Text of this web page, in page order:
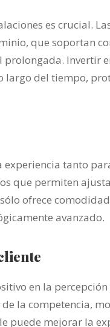
es crucial.
que soportan
Invertir
del tiempo,
tanto
que permiten
ofrece
avanzado.
en la
la competencia,
puede mejorar la